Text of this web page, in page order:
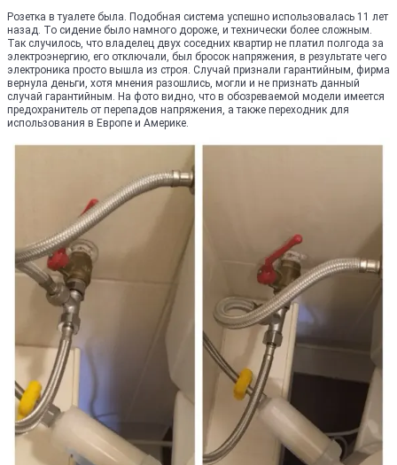
Розетка в туалете была. Подобная система успешно использовалась 11 лет
назад. То сидение было намного дороже, и технически более сложным.
Так случилось, что владелец двух соседних квартир не платил полгода за
электроэнергию, его отключали, был бросок напряжения, в результате чего
электроника просто вышла из строя. Случай признали гарантийным, фирма
вернула деньги, хотя мнения разошлись, могли и не признать данный
случай гарантийным. На фото видно, что в обозреваемой модели имеется
предохранитель от перепадов напряжения, а также переходник для
использования в Европе и Америке.